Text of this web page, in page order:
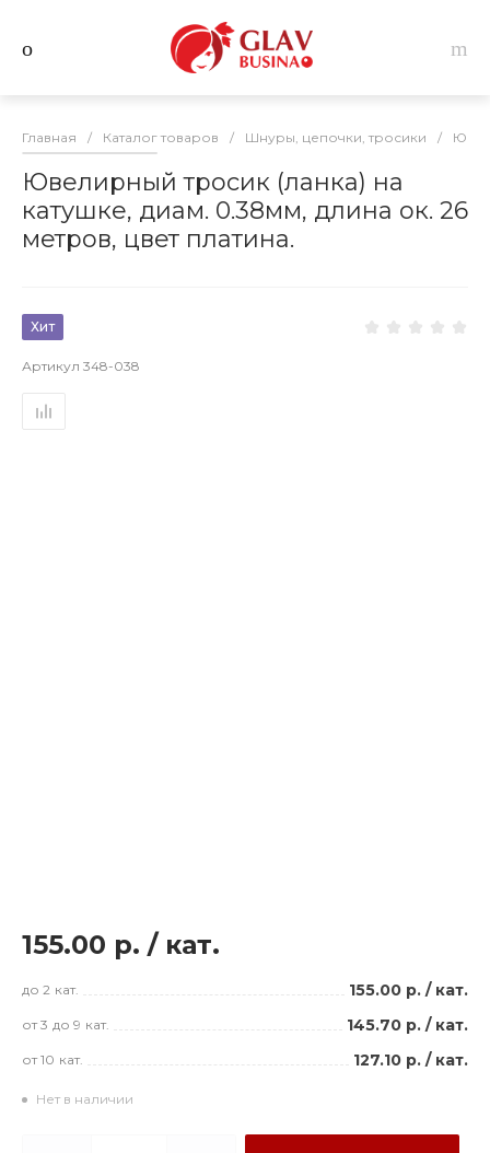
Главная / Каталог товаров / Шнуры, цепочки, тросики /
Ювелирный тросик (ланка) на
катушке, диам. 0.38мм, длина ок. 26
метров, цвет платина.
Хит
Артикул 348-038
155.00 р. / кат.
до 2 кат. 155.00 р. / кат.
от 3 до 9 кат. 145.70 р. / кат.
от 10 кат. 127.10 р. / кат.
Нет в наличии